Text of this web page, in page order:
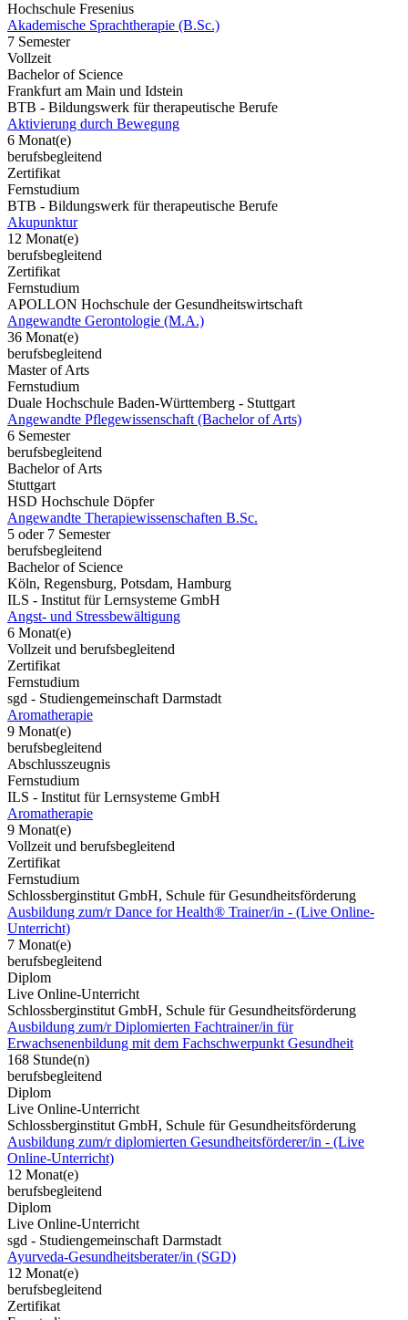
Hochschule Fresenius
Akademische Sprachtherapie (B.Sc.)
7 Semester
Vollzeit
Bachelor of Science
Frankfurt am Main und Idstein
BTB - Bildungswerk für therapeutische Berufe
Aktivierung durch Bewegung
6 Monat(e)
berufsbegleitend
Zertifikat
Fernstudium
BTB - Bildungswerk für therapeutische Berufe
Akupunktur
12 Monat(e)
berufsbegleitend
Zertifikat
Fernstudium
APOLLON Hochschule der Gesundheitswirtschaft
Angewandte Gerontologie (M.A.)
36 Monat(e)
berufsbegleitend
Master of Arts
Fernstudium
Duale Hochschule Baden-Württemberg - Stuttgart
Angewandte Pflegewissenschaft (Bachelor of Arts)
6 Semester
berufsbegleitend
Bachelor of Arts
Stuttgart
HSD Hochschule Döpfer
Angewandte Therapiewissenschaften B.Sc.
5 oder 7 Semester
berufsbegleitend
Bachelor of Science
Köln, Regensburg, Potsdam, Hamburg
ILS - Institut für Lernsysteme GmbH
Angst- und Stressbewältigung
6 Monat(e)
Vollzeit und berufsbegleitend
Zertifikat
Fernstudium
sgd - Studiengemeinschaft Darmstadt
Aromatherapie
9 Monat(e)
berufsbegleitend
Abschlusszeugnis
Fernstudium
ILS - Institut für Lernsysteme GmbH
Aromatherapie
9 Monat(e)
Vollzeit und berufsbegleitend
Zertifikat
Fernstudium
Schlossberginstitut GmbH, Schule für Gesundheitsförderung
Ausbildung zum/r Dance for Health® Trainer/in - (Live Online-
Unterricht)
7 Monat(e)
berufsbegleitend
Diplom
Live Online-Unterricht
Schlossberginstitut GmbH, Schule für Gesundheitsförderung
Ausbildung zum/r Diplomierten Fachtrainer/in für
Erwachsenenbildung mit dem Fachschwerpunkt Gesundheit
168 Stunde(n)
berufsbegleitend
Diplom
Live Online-Unterricht
Schlossberginstitut GmbH, Schule für Gesundheitsförderung
Ausbildung zum/r diplomierten Gesundheitsförderer/in - (Live
Online-Unterricht)
12 Monat(e)
berufsbegleitend
Diplom
Live Online-Unterricht
sgd - Studiengemeinschaft Darmstadt
Ayurveda-Gesundheitsberater/in (SGD)
12 Monat(e)
berufsbegleitend
Zertifikat